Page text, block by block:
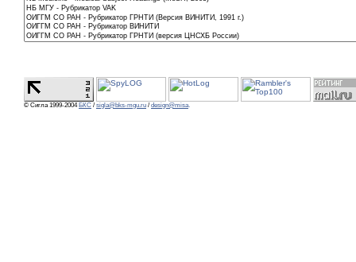
© Сигла 1999-2004 БКС / sigla@bks-mgu.ru / design@misa.